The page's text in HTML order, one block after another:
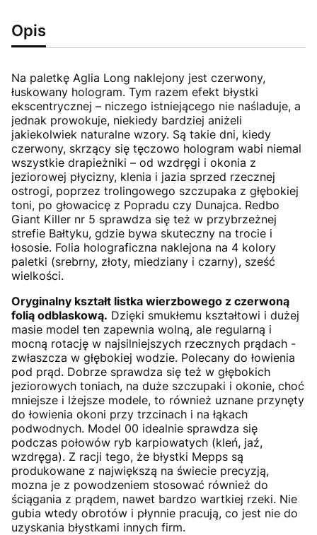
Opis
Na paletkę Aglia Long naklejony jest czerwony,
łuskowany hologram. Tym razem efekt błystki
ekscentrycznej – niczego istniejącego nie naśladuje, a
jednak prowokuje, niekiedy bardziej aniżeli
jakiekolwiek naturalne wzory. Są takie dni, kiedy
czerwony, skrzący się tęczowo hologram wabi niemal
wszystkie drapieżniki – od wzdręgi i okonia z
jeziorowej płycizny, klenia i jazia sprzed rzecznej
ostrogi, poprzez trolingowego szczupaka z głębokiej
toni, po głowacicę z Popradu czy Dunajca. Redbo
Giant Killer nr 5 sprawdza się też w przybrzeżnej
strefie Bałtyku, gdzie bywa skuteczny na trocie i
łososie. Folia holograficzna naklejona na 4 kolory
paletki (srebrny, złoty, miedziany i czarny), sześć
wielkości.
Oryginalny kształt listka wierzbowego z czerwoną
folią odblaskową. Dzięki smukłemu kształtowi i dużej
masie model ten zapewnia wolną, ale regularną i
mocną rotację w najsilniejszych rzecznych prądach -
zwłaszcza w głębokiej wodzie. Polecany do łowienia
pod prąd. Dobrze sprawdza się też w głębokich
jeziorowych toniach, na duże szczupaki i okonie, choć
mniejsze i lżejsze modele, to również uznane przynęty
do łowienia okoni przy trzcinach i na łąkach
podwodnych. Model 00 idealnie sprawdza się
podczas połowów ryb karpiowatych (kleń, jaź,
wzdręga). Z racji tego, że błystki Mepps są
produkowane z największą na świecie precyzją,
mozna je z powodzeniem stosować również do
ściągania z prądem, nawet bardzo wartkiej rzeki. Nie
gubia wtedy obrotów i płynnie pracują, co jest nie do
uzyskania błystkami innych firm.